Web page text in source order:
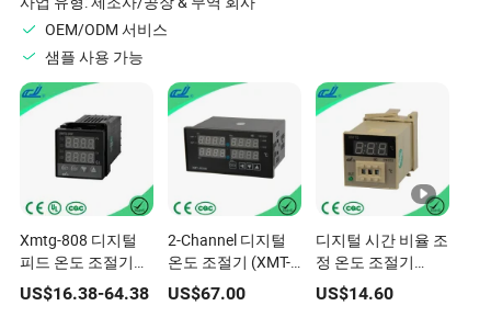
OEM/ODM 서비스
샘플 사용 가능
Xmtg-808 디지털
피드 온도 조절기
CE, RoHS 및 UL 인
증
US$16.38-64.38
2-Channel 디지털
온도 조절기 (XMT-
JK208)
US$67.00
디지털 시간 비율 조
정 온도 조절기
(XMTG-2301/2)
US$14.60